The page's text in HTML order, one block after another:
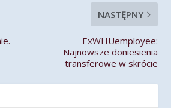
NASTĘPNY
ExWHUemployee:
Najnowsze doniesienia
transferowe w skrócie